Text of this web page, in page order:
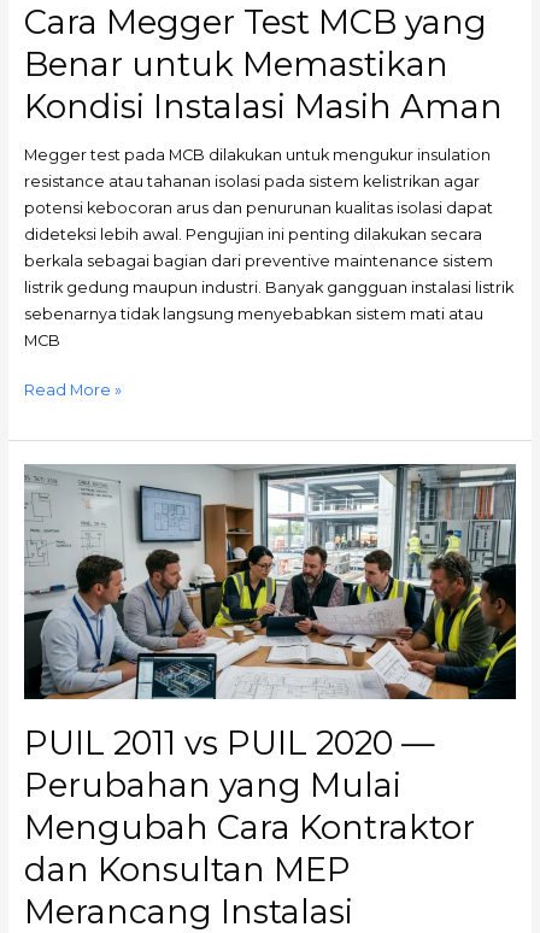
Cara Megger Test MCB yang
Benar untuk Memastikan
Kondisi Instalasi Masih Aman
Megger test pada MCB dilakukan untuk mengukur insulation
resistance atau tahanan isolasi pada sistem kelistrikan agar
potensi kebocoran arus dan penurunan kualitas isolasi dapat
dideteksi lebih awal. Pengujian ini penting dilakukan secara
berkala sebagai bagian dari preventive maintenance sistem
listrik gedung maupun industri. Banyak gangguan instalasi listrik
sebenarnya tidak langsung menyebabkan sistem mati atau
MCB
Masih
Read More »
PUIL 2011 vs PUIL 2020 —
Perubahan yang Mulai
Mengubah Cara Kontraktor
dan Konsultan MEP
Merancang Instalasi
PUIL
2011
vs
PUIL
2020
—
Perubahan
yang
Mulai
Cara
dan
Konsultan
Merancang
Instalasi